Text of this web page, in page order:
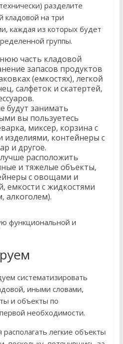
разделите
кладовой на три
каждая из которых будет
группы.
часть кладовой
запасов продуктов
(емкостях), легкой
салфеток и скатертей,
будут занимать
вы пользуетесь
миксер, корзина с
изделиями, контейнеры с
и другое.
расположить
и тяжелые объекты,
с овощами и
емкости с жидкостями
алкоголем).
систематизировать
иными словами,
и объекты по
необходимости.
легкие объекты